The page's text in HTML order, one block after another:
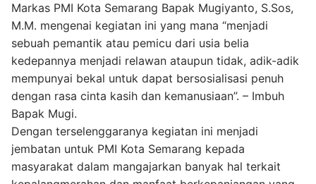
Markas PMI Kota Semarang Bapak Mugiyanto, S.Sos,
M.M. mengenai kegiatan ini yang mana “menjadi
sebuah pemantik atau pemicu dari usia belia
kedepannya menjadi relawan ataupun tidak, adik-adik
mempunyai bekal untuk dapat bersosialisasi penuh
dengan rasa cinta kasih dan kemanusiaan”. – Imbuh
Bapak Mugi.
Dengan terselenggaranya kegiatan ini menjadi
jembatan untuk PMI Kota Semarang kepada
masyarakat dalam mangajarkan banyak hal terkait